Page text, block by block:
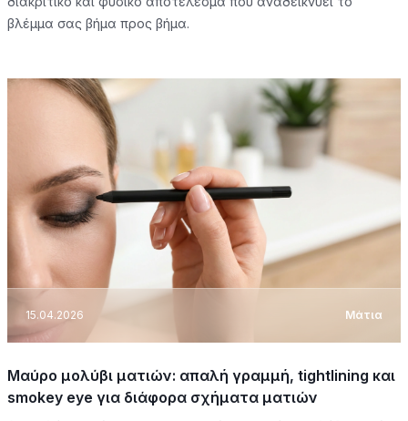
βλέμμα σας βήμα προς βήμα.
15.04.2026 Μάτια
Μαύρο μολύβι ματιών: απαλή γραμμή, tightlining και
smokey eye για διάφορα σχήματα ματιών